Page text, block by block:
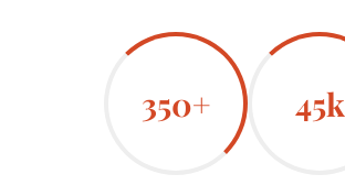
350+ 45k